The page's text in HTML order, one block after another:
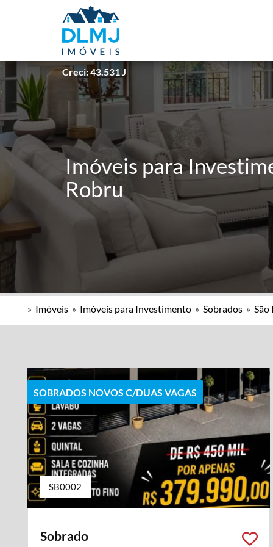
Creci: 43.531 J
Imóveis para
Robru
» Imóveis » Imóveis para Investimento » Sobrados » São
SOBRADOS NOVOS C/DUAS VAGAS
SB0002
Sobrado